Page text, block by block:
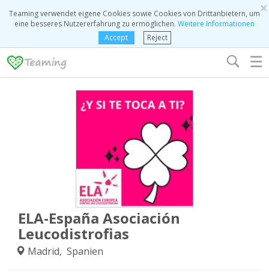
×
Teaming verwendet eigene Cookies sowie Cookies von Drittanbietern, um
eine besseres Nutzererfahrung zu ermöglichen. Weitere Informationen
Accept
Reject
☰
ELA-España Asociación
Leucodistrofias
Madrid, Spanien